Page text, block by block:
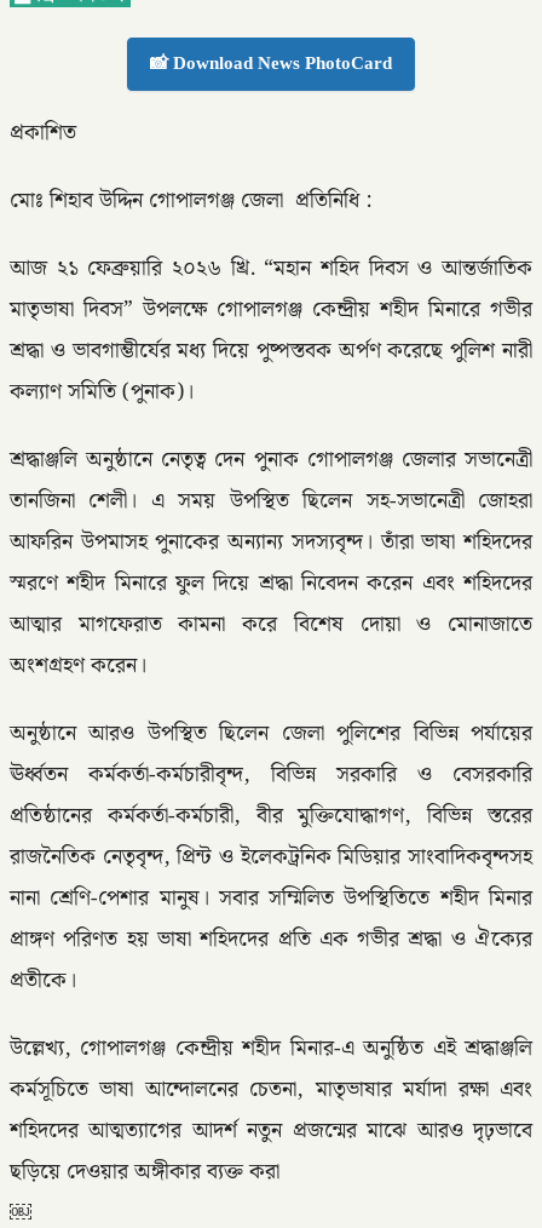
📸 Download News PhotoCard
প্রকাশিত
মোঃ শিহাব উদ্দিন গোপালগঞ্জ জেলা প্রতিনিধি :
আজ ২১ ফেব্রুয়ারি ২০২৬ খ্রি. “মহান শহিদ দিবস ও আন্তর্জাতিক
মাতৃভাষা দিবস” উপলক্ষে গোপালগঞ্জ কেন্দ্রীয় শহীদ মিনারে গভীর
শ্রদ্ধা ও ভাবগাম্ভীর্যের মধ্য দিয়ে পুষ্পস্তবক অর্পণ করেছে পুলিশ নারী
কল্যাণ সমিতি (পুনাক)।
শ্রদ্ধাঞ্জলি অনুষ্ঠানে নেতৃত্ব দেন পুনাক গোপালগঞ্জ জেলার সভানেত্রী
তানজিনা শেলী। এ সময় উপস্থিত ছিলেন সহ-সভানেত্রী জোহরা
আফরিন উপমাসহ পুনাকের অন্যান্য সদস্যবৃন্দ। তাঁরা ভাষা শহিদদের
স্মরণে শহীদ মিনারে ফুল দিয়ে শ্রদ্ধা নিবেদন করেন এবং শহিদদের
আত্মার মাগফেরাত কামনা করে বিশেষ দোয়া ও মোনাজাতে
অংশগ্রহণ করেন।
অনুষ্ঠানে আরও উপস্থিত ছিলেন জেলা পুলিশের বিভিন্ন পর্যায়ের
ঊর্ধ্বতন কর্মকর্তা-কর্মচারীবৃন্দ, বিভিন্ন সরকারি ও বেসরকারি
প্রতিষ্ঠানের কর্মকর্তা-কর্মচারী, বীর মুক্তিযোদ্ধাগণ, বিভিন্ন স্তরের
রাজনৈতিক নেতৃবৃন্দ, প্রিন্ট ও ইলেকট্রনিক মিডিয়ার সাংবাদিকবৃন্দসহ
নানা শ্রেণি-পেশার মানুষ। সবার সম্মিলিত উপস্থিতিতে শহীদ মিনার
প্রাঙ্গণ পরিণত হয় ভাষা শহিদদের প্রতি এক গভীর শ্রদ্ধা ও ঐক্যের
প্রতীকে।
উল্লেখ্য, গোপালগঞ্জ কেন্দ্রীয় শহীদ মিনার-এ অনুষ্ঠিত এই শ্রদ্ধাঞ্জলি
কর্মসূচিতে ভাষা আন্দোলনের চেতনা, মাতৃভাষার মর্যাদা রক্ষা এবং
শহিদদের আত্মত্যাগের আদর্শ নতুন প্রজন্মের মাঝে আরও দৃঢ়ভাবে
ছড়িয়ে দেওয়ার অঙ্গীকার ব্যক্ত করা
￼